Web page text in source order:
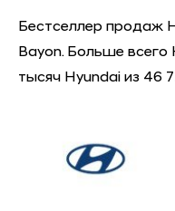
Бестселлер продаж
Bayon. Больше
тысяч Hyundai из 46